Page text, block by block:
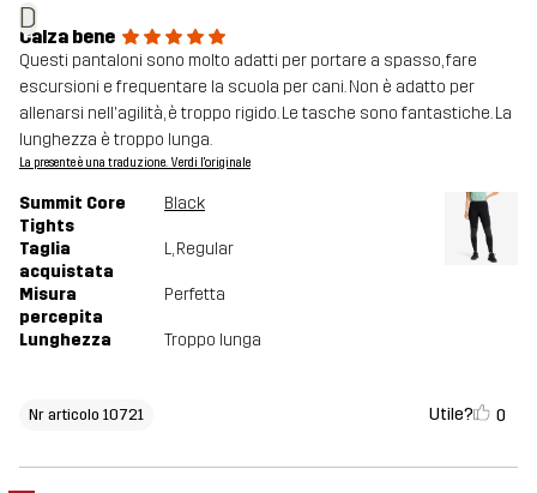
D
Calza bene
Questi pantaloni sono molto adatti per portare a spasso, fare
escursioni e frequentare la scuola per cani. Non è adatto per
allenarsi nell'agilità, è troppo rigido. Le tasche sono fantastiche. La
lunghezza è troppo lunga.
La presente è una traduzione. Verdi l'originale
Summit Core
Tights
Black
Taglia
acquistata
L, Regular
Misura
percepita
Perfetta
Lunghezza Troppo lunga
Nr articolo 10721 Utile? 0